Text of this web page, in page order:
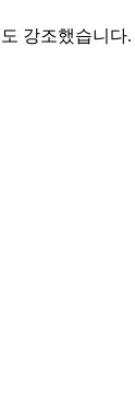
강조했습니다.